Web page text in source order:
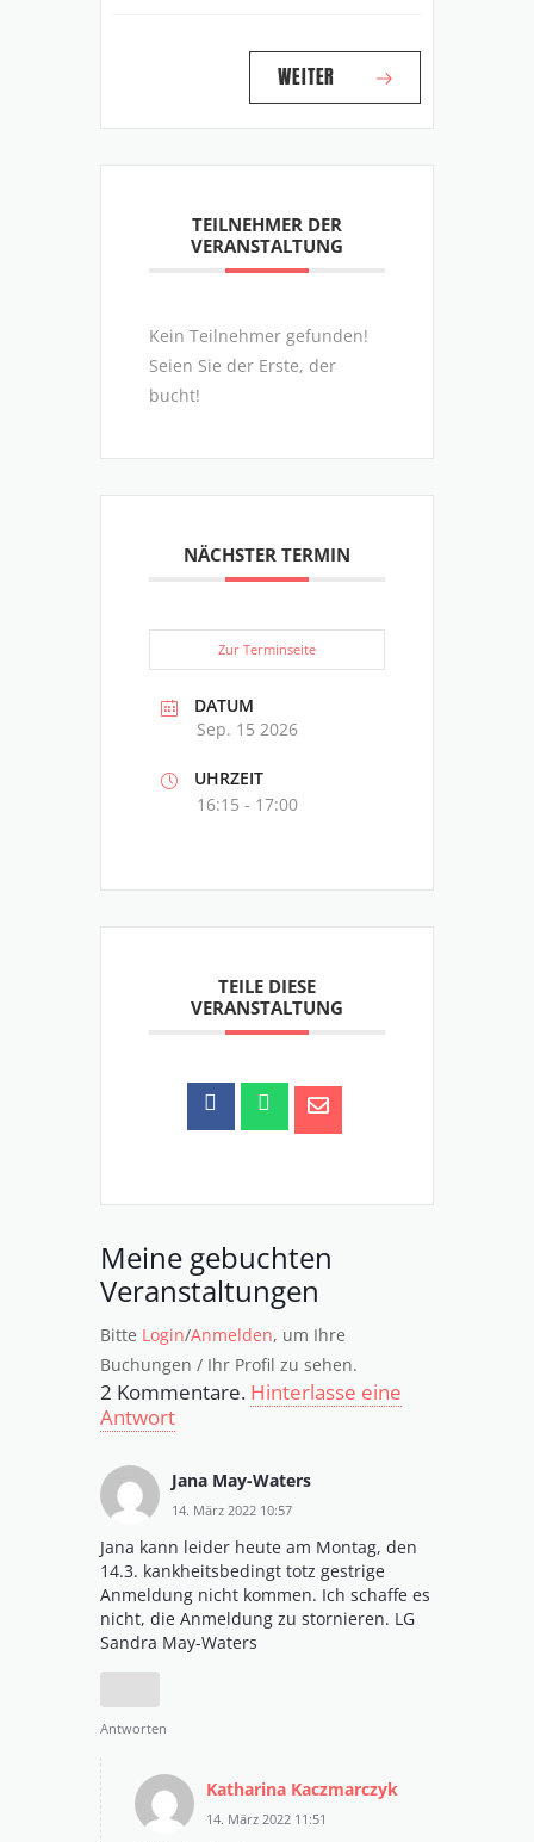
WEITER
TEILNEHMER DER
VERANSTALTUNG
Kein Teilnehmer gefunden!
Seien Sie der Erste, der
bucht!
NÄCHSTER TERMIN
Zur Terminseite
DATUM
Sep. 15 2026
UHRZEIT
16:15 - 17:00
TEILE DIESE
VERANSTALTUNG
Meine gebuchten
Veranstaltungen
Bitte Login/Anmelden, um Ihre
Buchungen / Ihr Profil zu sehen.
2 Kommentare. Hinterlasse eine
Antwort
Jana May-Waters
14. März 2022 10:57
Jana kann leider heute am Montag, den
14.3. kankheitsbedingt totz gestrige
Anmeldung nicht kommen. Ich schaffe es
nicht, die Anmeldung zu stornieren. LG
Sandra May-Waters
Antworten
Katharina Kaczmarczyk
14. März 2022 11:51